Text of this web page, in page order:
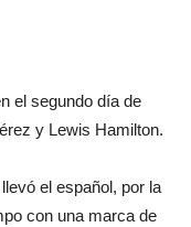
el segundo día de
y Lewis Hamilton.
el español, por la
con una marca de